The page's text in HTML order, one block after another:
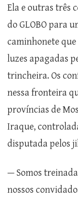
Ela e outras três
do GLOBO para
caminhonete que
luzes apagadas
trincheira. Os
nessa fronteira
províncias de
Iraque,
disputada pelos
— Somos
nossos